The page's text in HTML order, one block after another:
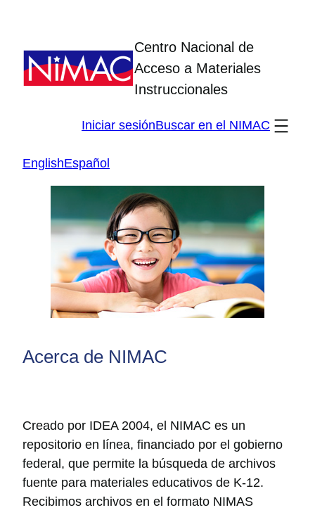
content
Centro Nacional de
Acceso a Materiales
Instruccionales
Iniciar sesiónBuscar en el NIMAC
EnglishEspañol
Acerca de NIMAC
Creado por IDEA 2004, el NIMAC es un
repositorio en línea, financiado por el gobierno
federal, que permite la búsqueda de archivos
fuente para materiales educativos de K-12.
Recibimos archivos en el formato NIMAS